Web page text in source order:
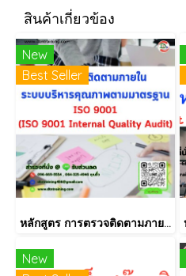
สินค้าเกี่ยวข้อง
New
Best Seller
หลักสูตร การตรวจติดตามภายใน INTERNAL AUDIT ISO9001:2015
New